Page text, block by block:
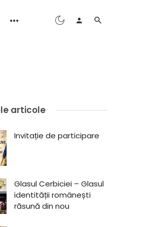
articole
Invitație de participare
Glasul Cerbiciei – Glasul
identității românești
răsună din nou